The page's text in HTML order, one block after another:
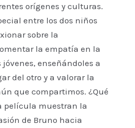
orígenes y culturas.
entre los dos niños
sobre la
la empatía en la
enseñándoles a
del otro y a valorar la
que compartimos. ¿Qué
película muestran la
de Bruno hacia